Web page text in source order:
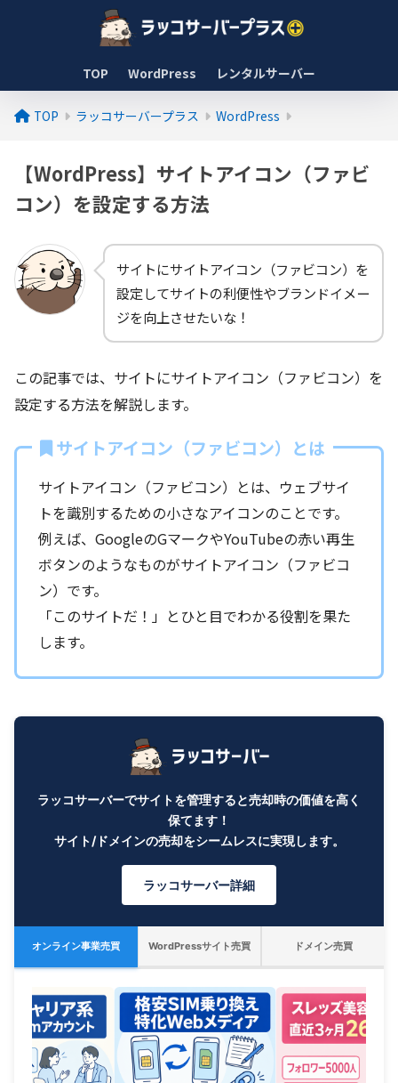
TOP WordPress レンタルサーバー
TOP ラッコサーバープラス WordPress
【WordPress】サイトアイコン（ファビ
コン）を設定する方法
サイトにサイトアイコン（ファビコン）を
設定してサイトの利便性やブランドイメー
ジを向上させたいな！
この記事では、サイトにサイトアイコン（ファビコン）を
設定する方法を解説します。
サイトアイコン（ファビコン）とは
サイトアイコン（ファビコン）とは、ウェブサイ
トを識別するための小さなアイコンのことです。
例えば、GoogleのGマークやYouTubeの赤い再生
ボタンのようなものがサイトアイコン（ファビコ
ン）です。
「このサイトだ！」とひと目でわかる役割を果た
します。
ラッコサーバーでサイトを管理すると売却時の価値を高く
保てます！
サイト/ドメインの売却をシームレスに実現します。
ラッコサーバー詳細
オンライン事業売買 WordPressサイト売買 ドメイン売買